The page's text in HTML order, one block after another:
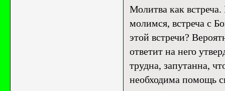
Молитва как
молимся, встреча с
этой встречи?
ответит на него
трудна, запутанна,
необходима помощь